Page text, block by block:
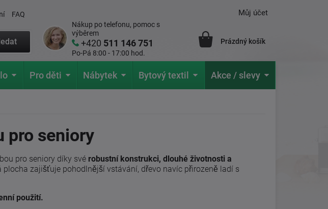
FAQ
Nákup po telefonu, pomoc s
výběrem
+420 511 146 751
Po-Pá 8:00 - 17:00 hod.
Můj účet
Prázdný košík
Pro děti Nábytek Bytový textil Akce / slevy
pro seniory
pro seniory díky své robustní konstrukci, dlouhé životnosti a
plocha zajišťuje pohodlnější vstávání, dřevo navíc přirozeně ladí s
použití.